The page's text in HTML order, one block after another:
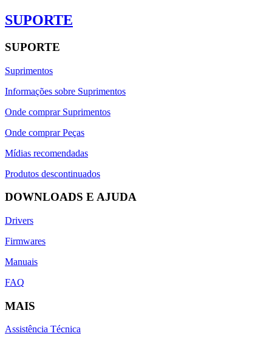
SUPORTE
SUPORTE
Suprimentos
Informações sobre Suprimentos
Onde comprar Suprimentos
Onde comprar Peças
Mídias recomendadas
Produtos descontinuados
DOWNLOADS E AJUDA
Drivers
Firmwares
Manuais
FAQ
MAIS
Assistência Técnica